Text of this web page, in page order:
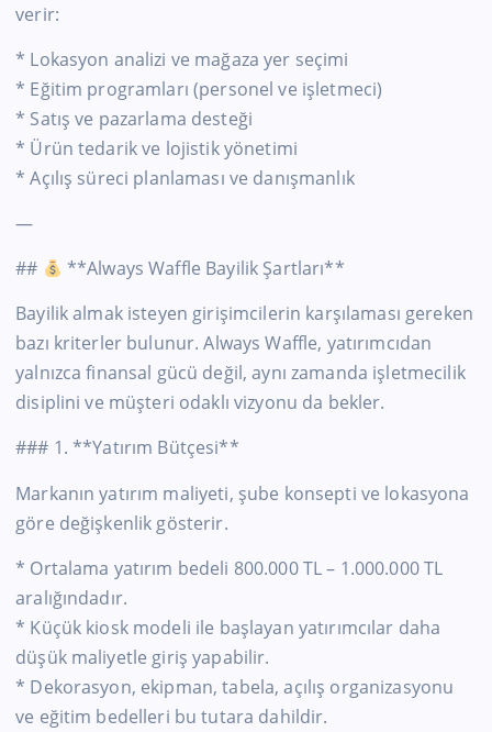
verir:
* Lokasyon analizi ve mağaza yer seçimi
* Eğitim programları (personel ve işletmeci)
* Satış ve pazarlama desteği
* Ürün tedarik ve lojistik yönetimi
* Açılış süreci planlaması ve danışmanlık
—
##
**Always Waffle Bayilik Şartları**
Bayilik almak isteyen girişimcilerin karşılaması gereken
bazı kriterler bulunur. Always Waffle, yatırımcıdan
yalnızca finansal gücü değil, aynı zamanda işletmecilik
disiplini ve müşteri odaklı vizyonu da bekler.
### 1. **Yatırım Bütçesi**
Markanın yatırım maliyeti, şube konsepti ve lokasyona
göre değişkenlik gösterir.
* Ortalama yatırım bedeli 800.000 TL – 1.000.000 TL
aralığındadır.
* Küçük kiosk modeli ile başlayan yatırımcılar daha
düşük maliyetle giriş yapabilir.
* Dekorasyon, ekipman, tabela, açılış organizasyonu
ve eğitim bedelleri bu tutara dahildir.